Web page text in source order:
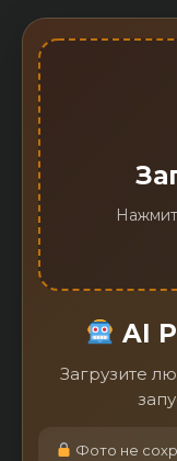
AI
Загрузите
Фото не